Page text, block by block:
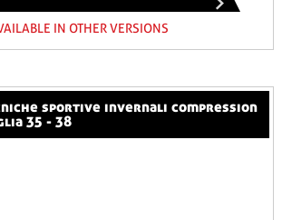
IN OTHER VERSIONS
35 - 38